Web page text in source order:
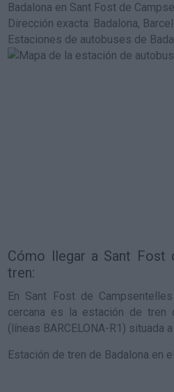
Badalona en Sant Fost de
Dirección exacta: Badalona,
Estaciones de autobuses de
Cómo llegar a Sant Fost
tren:
En Sant Fost de
cercana es la estación de tren
(líneas BARCELONA-R1) situada
Estación de tren de Badalona en